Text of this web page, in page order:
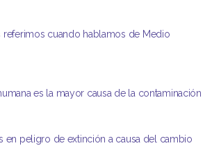
referimos cuando hablamos de Medio
es la mayor causa de la contaminación
en peligro de extinción a causa del cambio